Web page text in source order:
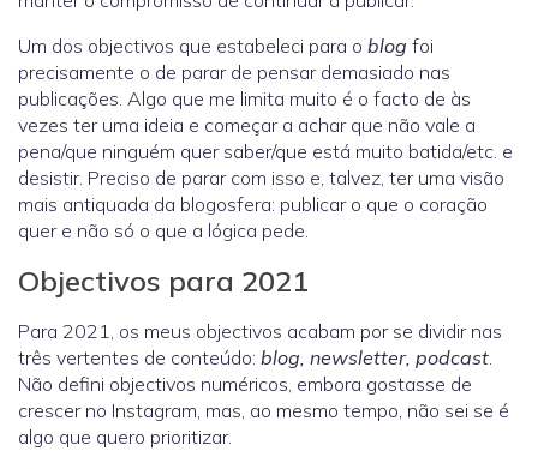
Um dos objectivos que estabeleci para o blog foi
precisamente o de parar de pensar demasiado nas
publicações. Algo que me limita muito é o facto de às
vezes ter uma ideia e começar a achar que não vale a
pena/que ninguém quer saber/que está muito batida/etc. e
desistir. Preciso de parar com isso e, talvez, ter uma visão
mais antiquada da blogosfera: publicar o que o coração
quer e não só o que a lógica pede.
Objectivos para 2021
Para 2021, os meus objectivos acabam por se dividir nas
três vertentes de conteúdo: blog, newsletter, podcast.
Não defini objectivos numéricos, embora gostasse de
crescer no Instagram, mas, ao mesmo tempo, não sei se é
algo que quero prioritizar.